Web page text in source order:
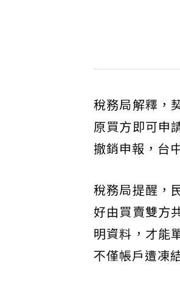
稅務局解釋，
原買方即可申
撤銷申報，台
稅務局提醒，
好由買賣雙方
明資料，才能
不僅帳戶遭凍